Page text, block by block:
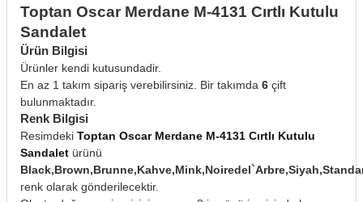
Toptan Oscar Merdane M-4131 Cırtlı Kutulu
Sandalet
Ürün Bilgisi
Ürünler kendi kutusundadir.
En az 1 takım sipariş verebilirsiniz. Bir takımda 6 çift
bulunmaktadır.
Renk Bilgisi
Resimdeki Toptan Oscar Merdane M-4131 Cırtlı Kutulu
Sandalet ürünü
renk olarak gönderilecektir.